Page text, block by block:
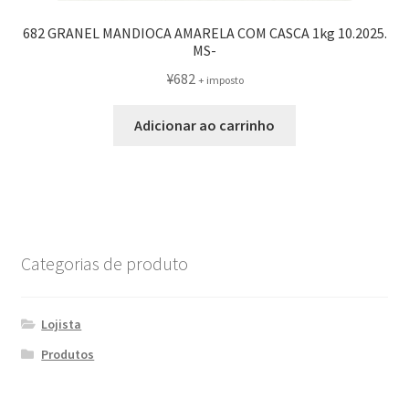
682 GRANEL MANDIOCA AMARELA COM CASCA 1kg 10.2025.
MS-
¥682 + imposto
Adicionar ao carrinho
Categorias de produto
Lojista
Produtos